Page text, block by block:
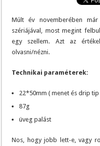
Múlt év novemberében
szériájával, most megint
egy szellem. Azt az
olvasni/nézni.
Technikai paraméterek:
22*50mm ( menet és drip tip
87g
üveg palást
Nos, hogy jobb lett-e, vagy